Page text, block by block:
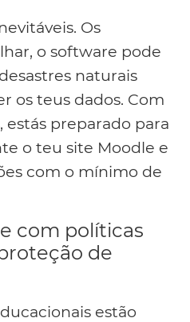
Os
o software pode
naturais
os teus dados. Com
preparado para
o teu site Moodle e
com o mínimo de
com políticas
de
estão